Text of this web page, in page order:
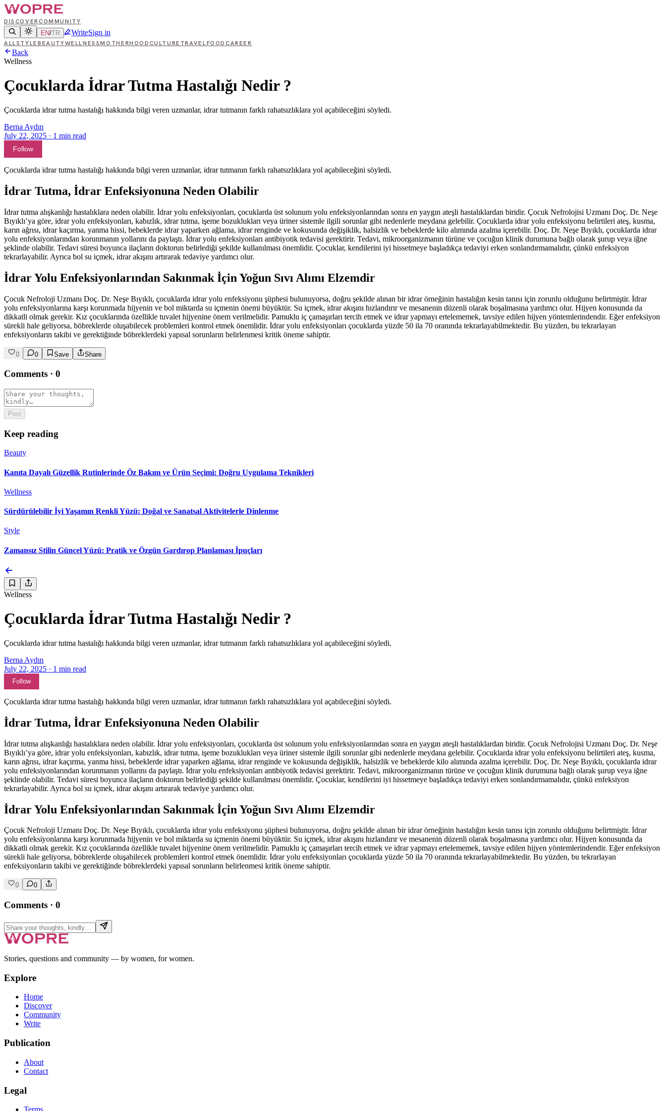
DISCOVERCOMMUNITY
EN/TR WriteSign in
ALLSTYLE BEAUTYWELLNESSMOTHERHOOD CULTURE TRAVELFOOD CAREER
Back
Wellness
Çocuklarda İdrar Tutma Hastalığı Nedir ?
Çocuklarda idrar tutma hastalığı hakkında bilgi veren uzmanlar, idrar tutmanın farklı rahatsızlıklara yol açabileceğini söyledi.
Berna Aydın
July 22, 2025 · 1 min read
Follow
Çocuklarda idrar tutma hastalığı hakkında bilgi veren uzmanlar, idrar tutmanın farklı rahatsızlıklara yol açabileceğini söyledi.
İdrar Tutma, İdrar Enfeksiyonuna Neden Olabilir
İdrar tutma alışkanlığı hastalıklara neden olabilir. İdrar yolu enfeksiyonları, çocuklarda üst solunum yolu enfeksiyonlarından sonra en yaygın ateşli hastalıklardan biridir. Çocuk Nefrolojisi Uzmanı Doç. Dr. Neşe
Bıyıklı’ya göre, idrar yolu enfeksiyonları, kabızlık, idrar tutma, işeme bozuklukları veya üriner sistemle ilgili sorunlar gibi nedenlerle meydana gelebilir. Çocuklarda idrar yolu enfeksiyonu belirtileri ateş, kusma,
karın ağrısı, idrar kaçırma, yanma hissi, bebeklerde idrar yaparken ağlama, idrar renginde ve kokusunda değişiklik, halsizlik ve bebeklerde kilo alımında azalma içerebilir. Doç. Dr. Neşe Bıyıklı, çocuklarda idrar
yolu enfeksiyonlarından korunmanın yollarını da paylaştı. İdrar yolu enfeksiyonları antibiyotik tedavisi gerektirir. Tedavi, mikroorganizmanın türüne ve çocuğun klinik durumuna bağlı olarak şurup veya iğne
şeklinde olabilir. Tedavi süresi boyunca ilaçların doktorun belirlediği şekilde kullanılması önemlidir. Çocuklar, kendilerini iyi hissetmeye başladıkça tedaviyi erken sonlandırmamalıdır, çünkü enfeksiyon
tekrarlayabilir. Ayrıca bol su içmek, idrar akışını artırarak tedaviye yardımcı olur.
İdrar Yolu Enfeksiyonlarından Sakınmak İçin Yoğun Sıvı Alımı Elzemdir
Çocuk Nefroloji Uzmanı Doç. Dr. Neşe Bıyıklı, çocuklarda idrar yolu enfeksiyonu şüphesi bulunuyorsa, doğru şekilde alınan bir idrar örneğinin hastalığın kesin tanısı için zorunlu olduğunu belirtmiştir. İdrar
yolu enfeksiyonlarına karşı korunmada hijyenin ve bol miktarda su içmenin önemi büyüktür. Su içmek, idrar akışını hızlandırır ve mesanenin düzenli olarak boşalmasına yardımcı olur. Hijyen konusunda da
dikkatli olmak gerekir. Kız çocuklarında özellikle tuvalet hijyenine önem verilmelidir. Pamuklu iç çamaşırları tercih etmek ve idrar yapmayı ertelememek, tavsiye edilen hijyen yöntemlerindendir. Eğer enfeksiyon
sürekli hale geliyorsa, böbreklerde oluşabilecek problemleri kontrol etmek önemlidir. İdrar yolu enfeksiyonları çocuklarda yüzde 50 ila 70 oranında tekrarlayabilmektedir. Bu yüzden, bu tekrarlayan
enfeksiyonların takibi ve gerektiğinde böbreklerdeki yapısal sorunların belirlenmesi kritik öneme sahiptir.
0 0 Save Share
Comments · 0
Post
Keep reading
Beauty
Kanıta Dayalı Güzellik Rutinlerinde Öz Bakım ve Ürün Seçimi: Doğru Uygulama Teknikleri
Wellness
Sürdürülebilir İyi Yaşamın Renkli Yüzü: Doğal ve Sanatsal Aktivitelerle Dinlenme
Style
Zamansız Stilin Güncel Yüzü: Pratik ve Özgün Gardırop Planlaması İpuçları
Wellness
Çocuklarda İdrar Tutma Hastalığı Nedir ?
Çocuklarda idrar tutma hastalığı hakkında bilgi veren uzmanlar, idrar tutmanın farklı rahatsızlıklara yol açabileceğini söyledi.
Berna Aydın
July 22, 2025 · 1 min read
Follow
Çocuklarda idrar tutma hastalığı hakkında bilgi veren uzmanlar, idrar tutmanın farklı rahatsızlıklara yol açabileceğini söyledi.
İdrar Tutma, İdrar Enfeksiyonuna Neden Olabilir
İdrar tutma alışkanlığı hastalıklara neden olabilir. İdrar yolu enfeksiyonları, çocuklarda üst solunum yolu enfeksiyonlarından sonra en yaygın ateşli hastalıklardan biridir. Çocuk Nefrolojisi Uzmanı Doç. Dr. Neşe
Bıyıklı’ya göre, idrar yolu enfeksiyonları, kabızlık, idrar tutma, işeme bozuklukları veya üriner sistemle ilgili sorunlar gibi nedenlerle meydana gelebilir. Çocuklarda idrar yolu enfeksiyonu belirtileri ateş, kusma,
karın ağrısı, idrar kaçırma, yanma hissi, bebeklerde idrar yaparken ağlama, idrar renginde ve kokusunda değişiklik, halsizlik ve bebeklerde kilo alımında azalma içerebilir. Doç. Dr. Neşe Bıyıklı, çocuklarda idrar
yolu enfeksiyonlarından korunmanın yollarını da paylaştı. İdrar yolu enfeksiyonları antibiyotik tedavisi gerektirir. Tedavi, mikroorganizmanın türüne ve çocuğun klinik durumuna bağlı olarak şurup veya iğne
şeklinde olabilir. Tedavi süresi boyunca ilaçların doktorun belirlediği şekilde kullanılması önemlidir. Çocuklar, kendilerini iyi hissetmeye başladıkça tedaviyi erken sonlandırmamalıdır, çünkü enfeksiyon
tekrarlayabilir. Ayrıca bol su içmek, idrar akışını artırarak tedaviye yardımcı olur.
İdrar Yolu Enfeksiyonlarından Sakınmak İçin Yoğun Sıvı Alımı Elzemdir
Çocuk Nefroloji Uzmanı Doç. Dr. Neşe Bıyıklı, çocuklarda idrar yolu enfeksiyonu şüphesi bulunuyorsa, doğru şekilde alınan bir idrar örneğinin hastalığın kesin tanısı için zorunlu olduğunu belirtmiştir. İdrar
yolu enfeksiyonlarına karşı korunmada hijyenin ve bol miktarda su içmenin önemi büyüktür. Su içmek, idrar akışını hızlandırır ve mesanenin düzenli olarak boşalmasına yardımcı olur. Hijyen konusunda da
dikkatli olmak gerekir. Kız çocuklarında özellikle tuvalet hijyenine önem verilmelidir. Pamuklu iç çamaşırları tercih etmek ve idrar yapmayı ertelememek, tavsiye edilen hijyen yöntemlerindendir. Eğer enfeksiyon
sürekli hale geliyorsa, böbreklerde oluşabilecek problemleri kontrol etmek önemlidir. İdrar yolu enfeksiyonları çocuklarda yüzde 50 ila 70 oranında tekrarlayabilmektedir. Bu yüzden, bu tekrarlayan
enfeksiyonların takibi ve gerektiğinde böbreklerdeki yapısal sorunların belirlenmesi kritik öneme sahiptir.
0 0
Comments · 0
Stories, questions and community — by women, for women.
Explore
Home
Discover
Community
Write
Publication
About
Contact
Legal